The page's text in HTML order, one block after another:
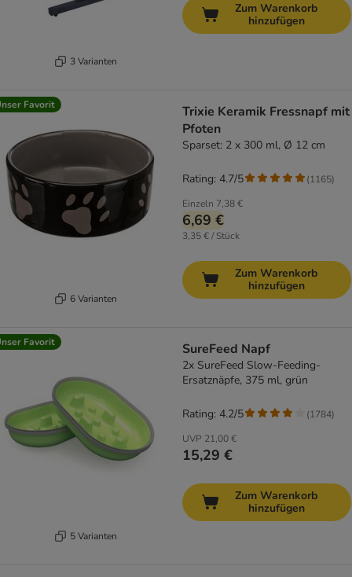
3 Varianten
Zum Warenkorb
hinzufügen
Favorit
6 Varianten
Trixie Keramik Fressnapf mit
Pfoten
Sparset: 2 x 300 ml, Ø 12 cm
Einzeln 7,38 €
6,69 €
3,35 € / Stück
Rating: 4.7/5 (1165)
Zum Warenkorb
hinzufügen
Favorit
5 Varianten
SureFeed Napf
2x SureFeed Slow-Feeding-
Ersatznäpfe, 375 ml, grün
UVP 21,00 €
15,29 €
Rating: 4.2/5 (1784)
Zum Warenkorb
hinzufügen